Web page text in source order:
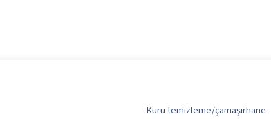
Kuru temizleme/çamaşırhane